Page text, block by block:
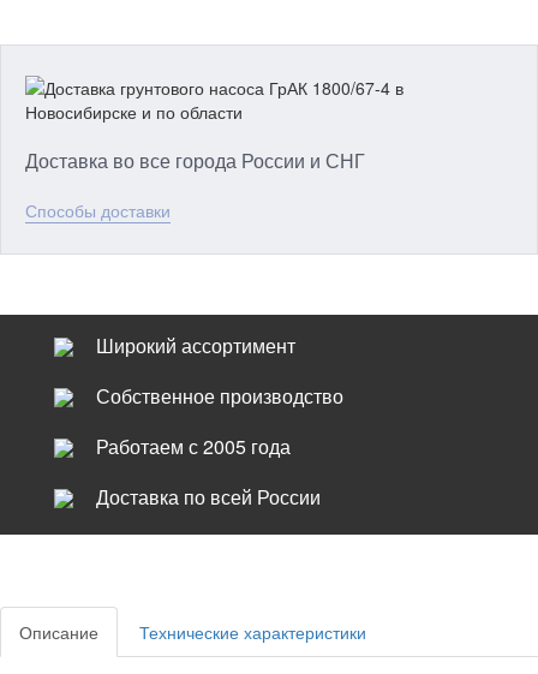
Доставка во все города России и СНГ
Способы доставки
Широкий ассортимент
Собственное производство
Работаем с 2005 года
Доставка по всей России
Описание Технические характеристики